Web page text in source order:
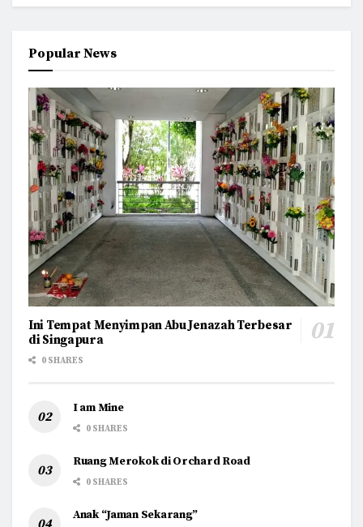
Popular News
Ini Tempat Menyimpan Abu Jenazah Terbesar
di Singapura
0 SHARES
I am Mine
0 SHARES
Ruang Merokok di Orchard Road
0 SHARES
Anak “Jaman Sekarang”